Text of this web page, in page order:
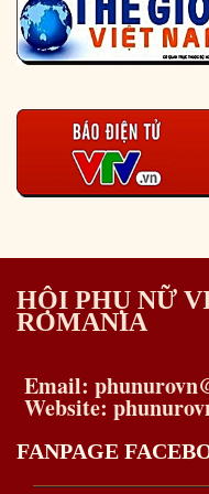
HỘI PHỤ NỮ
ROMANIA
Email:
Website:
FANPAGE